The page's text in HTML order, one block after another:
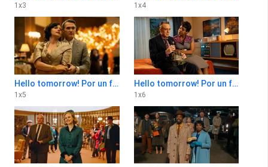
1 x3 1 x4
Hello tomorrow! Por un futuro mejor 1x5
1 x5
Hello tomorrow! Por un futuro mejor 1x6
1 x6